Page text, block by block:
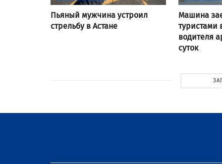
Пьяный мужчина устроил
стрельбу в Астане
Машина
туристами
водителя
суток